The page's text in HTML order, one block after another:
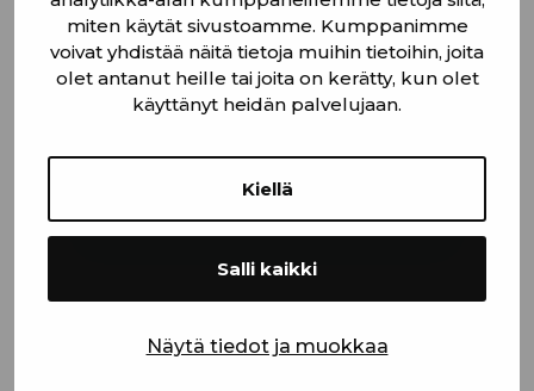
miten käytät sivustoamme. Kumppanimme
voivat yhdistää näitä tietoja muihin tietoihin, joita
olet antanut heille tai joita on kerätty, kun olet
käyttänyt heidän palvelujaan.
Kiellä
Salli kaikki
Näytä tiedot ja muokkaa
Tietosuojaseloste *
Hyväksyn henkilötietojeni käytön
tietosuojaselosteenmukaisesti